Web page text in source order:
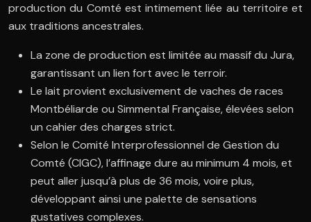
production du Comté est intimement liée au territoire et
aux traditions ancestrales.
La zone de production est limitée au massif du Jura,
garantissant un lien fort avec le terroir.
Le lait provient exclusivement de vaches de races
Montbéliarde ou Simmental Française, élevées selon
un cahier des charges strict.
Selon le Comité Interprofessionnel de Gestion du
Comté (CIGC), l’affinage dure au minimum 4 mois, et
peut aller jusqu’à plus de 36 mois, voire plus,
développant ainsi une palette de sensations
gustatives complexes.